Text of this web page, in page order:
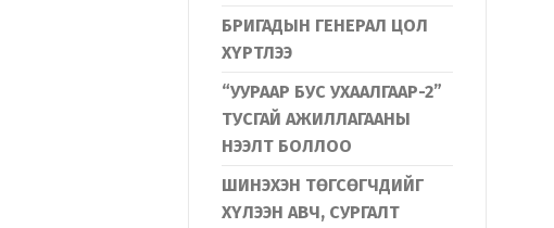
БРИГАДЫН ГЕНЕРАЛ ЦОЛ
ХҮРТЛЭЭ
“УУРААР БУС УХААЛГААР-2”
ТУСГАЙ АЖИЛЛАГААНЫ
НЭЭЛТ БОЛЛОО
ШИНЭХЭН ТӨГСӨГЧДИЙГ
ХҮЛЭЭН АВЧ, СУРГАЛТ